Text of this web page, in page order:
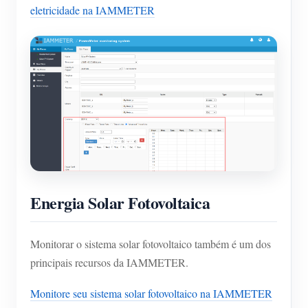
eletricidade na IAMMETER
Energia Solar Fotovoltaica
Monitorar o sistema solar fotovoltaico também é um dos
principais recursos da IAMMETER.
Monitore seu sistema solar fotovoltaico na IAMMETER